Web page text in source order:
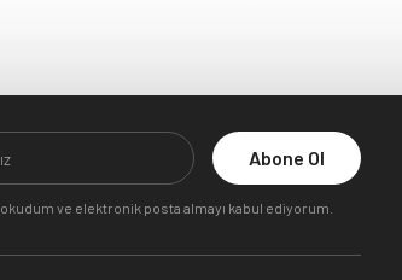
Abone Ol
okudum ve elektronik posta almayı kabul ediyorum.